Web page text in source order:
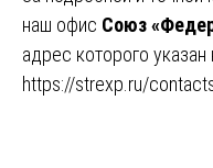
наш офис Союз
адрес которого указан
https://strexp.ru/